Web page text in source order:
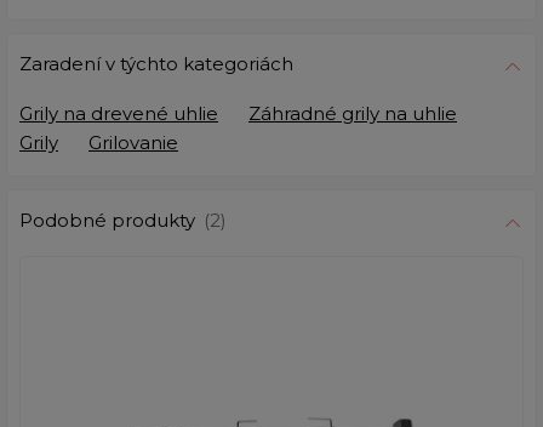
Zaradení v týchto kategoriách
Grily na drevené uhlie
Záhradné grily na uhlie
Grily
Grilovanie
Podobné produkty (2)